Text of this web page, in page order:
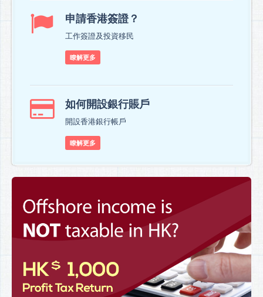
申請香港簽證？
工作簽證及投資移民
瞭解更多
如何開設銀行賬戶
開設香港銀行帳戶
瞭解更多